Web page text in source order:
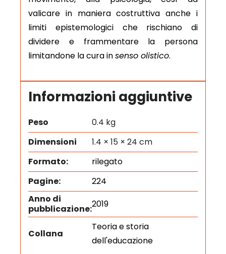
valicare in maniera costruttiva anche i
limiti epistemologici che rischiano di
dividere e frammentare la persona
limitandone la cura insenso olistico.
Informazioni aggiuntive
Peso
0.4 kg
Dimensioni
1.4 × 15 × 24 cm
Formato:
rilegato
Pagine:
224
Anno di
pubblicazione:2019
Collana
Teoria e storia
dell'educazione